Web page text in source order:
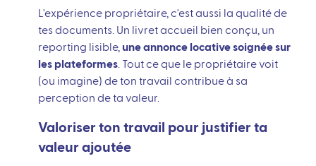
L'expérience propriétaire, c'est aussi la qualité de
tes documents. Un livret accueil bien conçu, un
reporting lisible, une annonce locative soignée sur
les plateformes . Tout ce que le propriétaire voit
(ou imagine) de ton travail contribue à sa
perception de ta valeur.
Valoriser ton travail pour justifier ta
valeur ajoutée